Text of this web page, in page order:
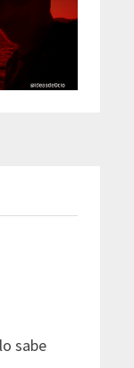
sabe